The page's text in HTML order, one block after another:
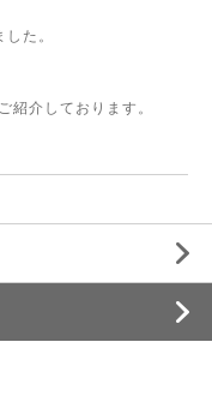
た。
紹介しております。